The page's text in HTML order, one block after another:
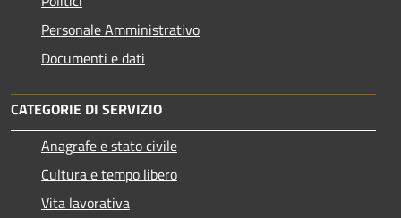
Personale Amministrativo
Documenti e dati
CATEGORIE DI SERVIZIO
Anagrafe e stato civile
Cultura e tempo libero
Vita lavorativa